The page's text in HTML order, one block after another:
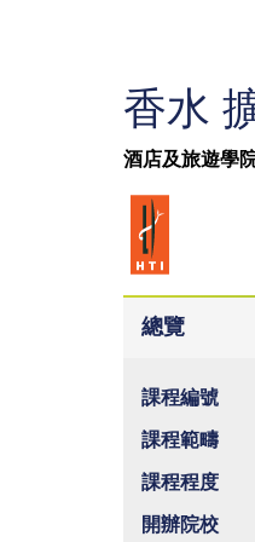
香水
酒店及旅遊學
總覽
課程編號
課程範疇
課程程度
開辦院校